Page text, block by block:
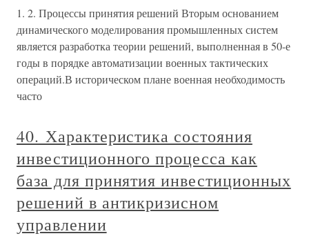
1. 2. Процессы принятия решений Вторым основанием
динамического моделирования промышленных систем
является разработка теории решений, выполненная в 50-е
годы в порядке автоматизации военных тактических
операций.В историческом плане военная необходимость
часто
40. Характеристика состояния
инвестиционного процесса как
база для принятия инвестиционных
решений в антикризисном
управлении